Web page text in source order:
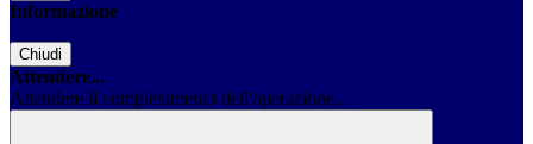
Informazione
Chiudi
Attendere...
Attendere il completamento dell'operazione...